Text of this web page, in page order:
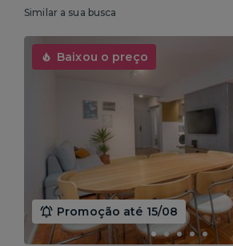
Similar a sua busca
Baixou o preço
Promoção até 15/08